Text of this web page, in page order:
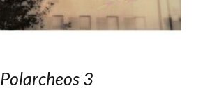
Polarcheos 3